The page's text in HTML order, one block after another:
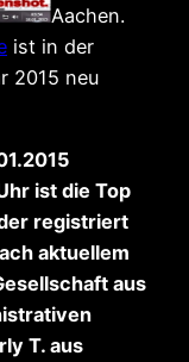
Aachen.
ist in der
2015 neu
ist die Top
registriert
aktuellem
aus
T. aus